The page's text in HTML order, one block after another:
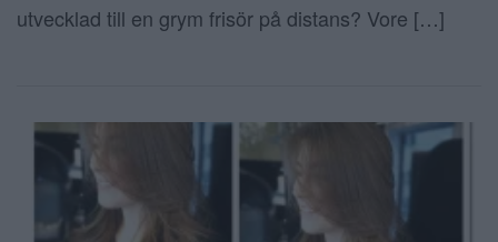
utvecklad till en grym frisör på distans? Vore […]